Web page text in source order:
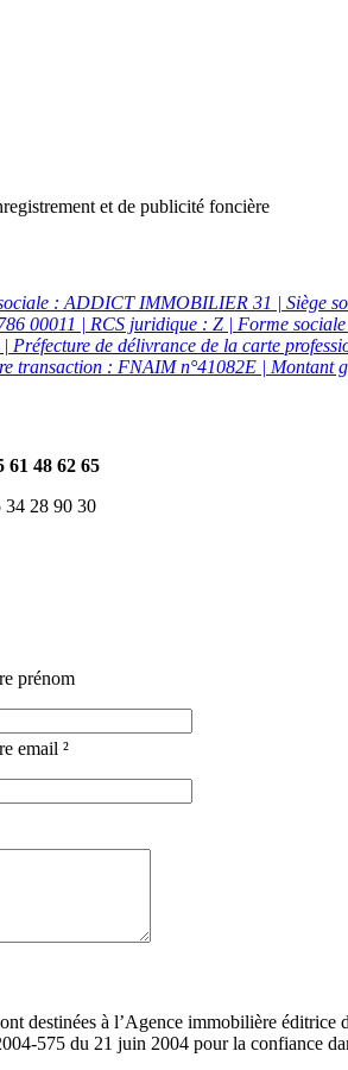
et de publicité foncière
: ADDICT IMMOBILIER 31 | Siège
00011 | RCS juridique : Z | Forme
| Préfecture de délivrance de la carte
transaction : FNAIM n°41082E | Montant
61 48 62 65
34 28 90 30
prénom
email ²
destinées à l’Agence immobilière
575 du 21 juin 2004 pour la confiance